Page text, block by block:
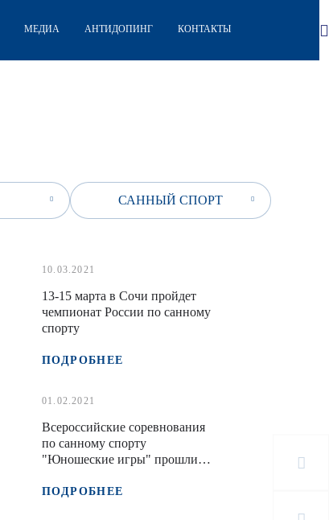
МЕДИА АНТИДОПИНГ КОНТАКТЫ
САННЫЙ СПОРТ
10.03.2021
13-15 марта в Сочи пройдет
чемпионат России по санному
спорту
ПОДРОБНЕЕ
01.02.2021
Всероссийские соревнования
по санному спорту
"Юношеские игры" прошли в
ПОДРОБНЕЕ